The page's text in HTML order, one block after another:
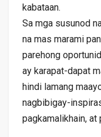
kabataan.
Sa mga susunod
na mas marami
parehong
ay karapat-dapat
hindi lamang
nagbibigay-
pagkamalikhain, at